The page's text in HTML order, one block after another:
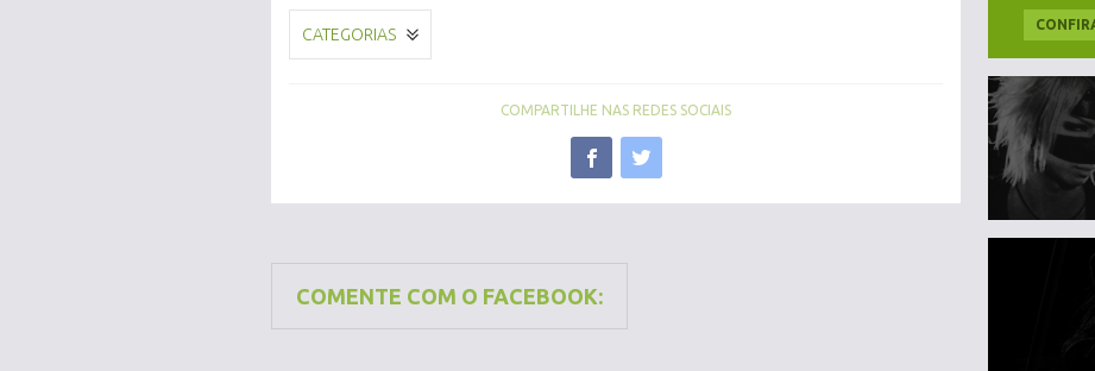
CATEGORIAS
COMPARTILHE NAS REDES SOCIAIS
COMENTE COM O FACEBOOK: